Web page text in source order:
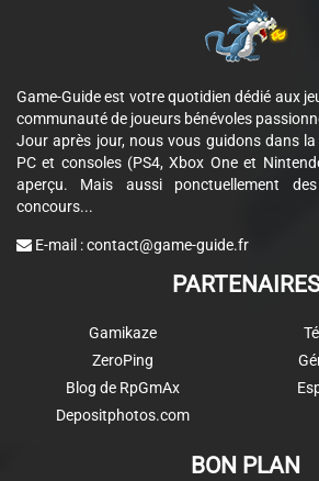
Game-Guide est votre quotidien dédié aux
communauté de joueurs bénévoles
Jour après jour, nous vous guidons dans
PC et consoles (PS4, Xbox One et
aperçu. Mais aussi ponctuellement
concours...
E-mail :contact@game-guide.fr
PARTENAIRES
Gamikaze
ZeroPing
Blog de RpGmAx
Depositphotos.com
BON PLAN